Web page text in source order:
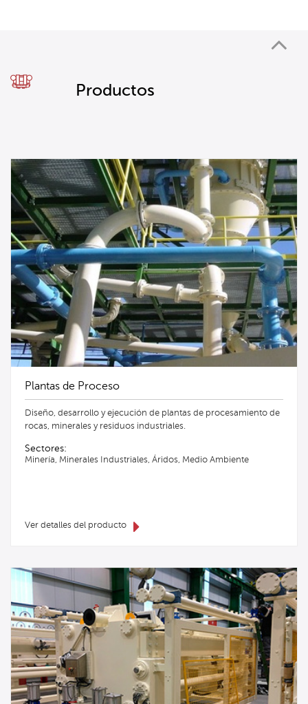
Productos
Plantas de Proceso
Diseño, desarrollo y ejecución de plantas de procesamiento de
rocas, minerales y residuos industriales.
Sectores:
Minería, Minerales Industriales, Áridos, Medio Ambiente
Ver detalles del producto